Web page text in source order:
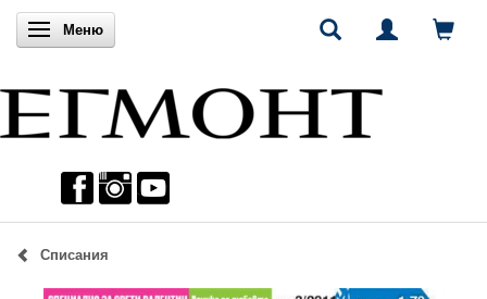
Включи навигацията
Меню
Списания